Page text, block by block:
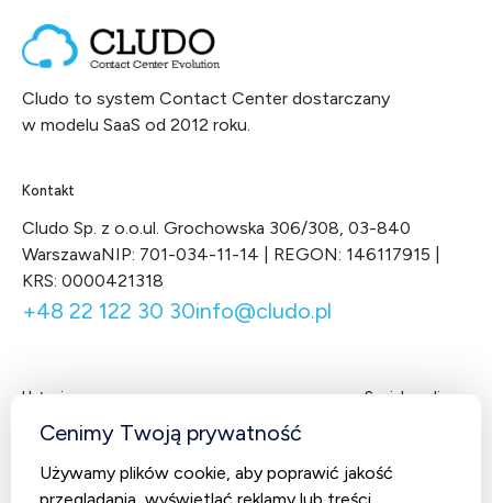
Cludo to system Contact Center dostarczany
w modelu SaaS od 2012 roku.
Kontakt
Cludo Sp. z o.o.ul. Grochowska 306/308, 03-840
WarszawaNIP: 701-034-11-14 | REGON: 146117915 |
KRS: 0000421318
+48 22 122 30 30info@cludo.pl
Usługi
Contact Center
CludoCRM
Social media
Cenimy Twoją prywatność
Używamy plików cookie, aby poprawić jakość